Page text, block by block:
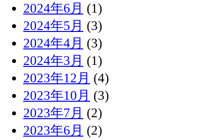
2024年6月 (1)
2024年5月 (3)
2024年4月 (3)
2024年3月 (1)
2023年12月 (4)
2023年10月 (3)
2023年7月 (2)
2023年6月 (2)